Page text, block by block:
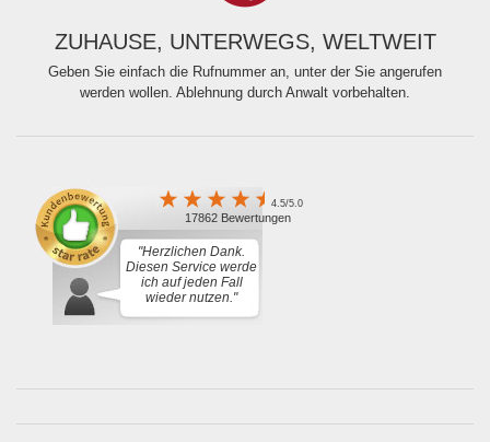
ZUHAUSE, UNTERWEGS, WELTWEIT
Geben Sie einfach die Rufnummer an, unter der Sie angerufen
werden wollen. Ablehnung durch Anwalt vorbehalten.
4.5/5.0
17862 Bewertungen
"Herzlichen Dank.
Diesen Service werde
ich auf jeden Fall
wieder nutzen."